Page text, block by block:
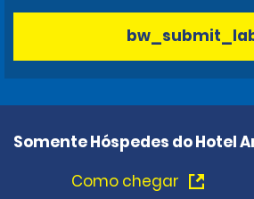
Somente Hóspedes do Hotel
Como chegar